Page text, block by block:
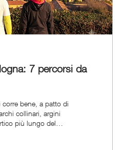
7 percorsi da
bene, a patto di
collinari, argini
più lungo del